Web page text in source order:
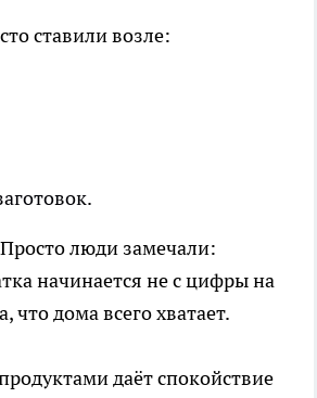
ставили возле:
люди замечали:
начинается не с цифры на
что дома всего хватает.
даёт спокойствие